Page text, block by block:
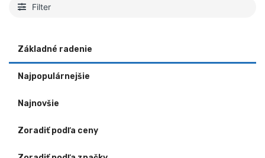
Filter
Základné radenie
Najpopulárnejšie
Najnovšie
Zoradiť podľa ceny